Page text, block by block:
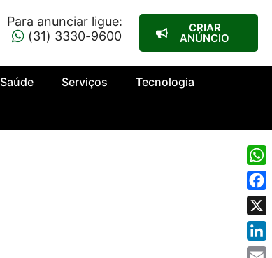
Para anunciar ligue:
(31) 3330-9600
CRIAR
ANÚNCIO
Saúde Serviços Tecnologia
X